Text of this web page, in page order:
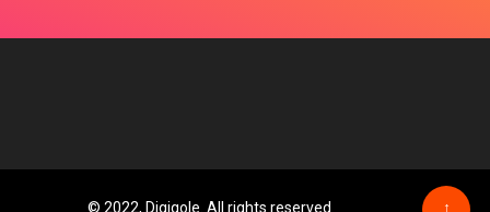
© 2022, Digiqole. All rights reserved ↑